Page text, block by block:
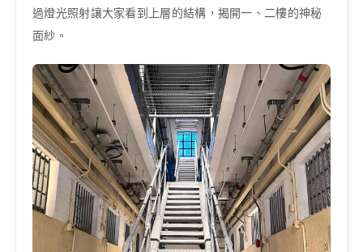
過燈光照射讓大家看到上層的結構，揭開一、二樓的神秘
面紗。